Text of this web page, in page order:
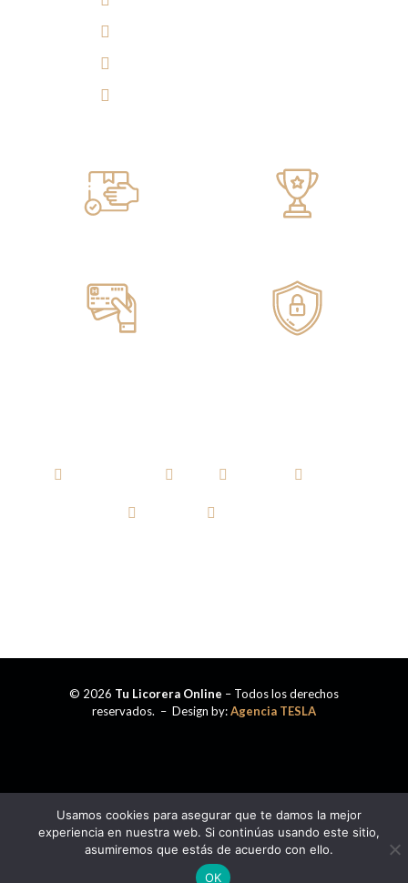
© 2026 Tu Licorera Online – Todos los derechos
reservados. – Design by:Agencia TESLA
Usamos cookies para asegurar que te damos la mejor
experiencia en nuestra web. Si continúas usando este sitio,
asumiremos que estás de acuerdo con ello.
OK